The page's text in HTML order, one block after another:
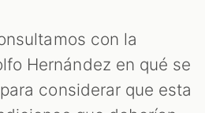
con la
Hernández en qué se
considerar que esta